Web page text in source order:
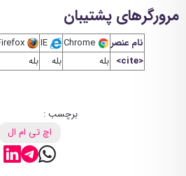
مرورگرهای پشتیبان
نام عنصر
<cite>
بله بله بله
برچسب :
اچ تی ام ال